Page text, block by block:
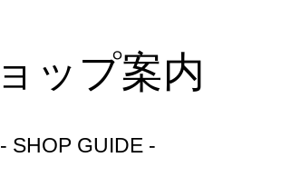
ップ案内
- SHOP GUIDE -